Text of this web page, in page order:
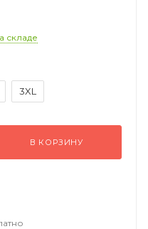
складе
3XL
В КОРЗИНУ